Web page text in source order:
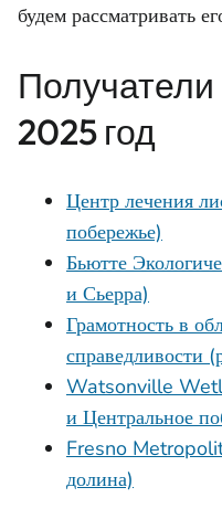
будем рассматривать
Получатели
2025 год
Центр лечения
побережье)
Бьютте
и Сьерра)
Грамотность в
справедливости
Watsonville
и Центральное
Fresno
долина)